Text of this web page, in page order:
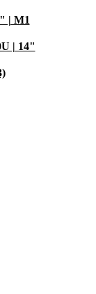
| M1
| 14"